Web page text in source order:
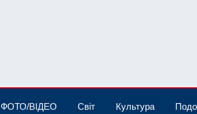
ФОТО/ВІДЕО Світ Культура